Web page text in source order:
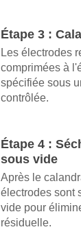
Étape 3 :
Les électrodes
comprimées à
spécifiée sous
contrôlée.
Étape 4 :
sous vide
Après le
électrodes sont
vide pour
résiduelle.